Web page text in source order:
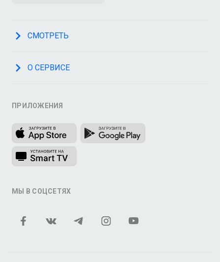
СМОТРЕТЬ
О СЕРВИСЕ
ПРИЛОЖЕНИЯ
МЫ В СОЦСЕТЯХ